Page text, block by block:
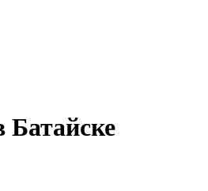
Батайске